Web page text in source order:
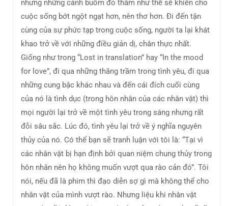
nhưng những cánh buồm đỏ thắm như thế sẽ khiến cho
cuộc sống bớt ngột ngạt hơn, nên thơ hơn. Đi đến tận
cùng của sự phức tạp trong cuộc sống, người ta lại khát
khao trở về với những điều giản dị, chân thực nhất.
Giống như trong “Lost in translation” hay “In the mood
for love”, đi qua những thăng trầm trong tình yêu, đi qua
những cung bậc khác nhau và đến cái đích cuối cùng
của nó là tình dục (trong hôn nhân của các nhân vật) thì
mọi người lại trở về một tình yêu trong sáng nhưng rất
đỗi sâu sắc. Lúc đó, tình yêu lại trở về ý nghĩa nguyên
thủy của nó. Có thể bạn sẽ tranh luận với tôi là: “Tại vì
các nhân vật bị hạn định bởi quan niệm chung thủy trong
hôn nhân nên họ không muốn vượt qua rào cản đó”. Tôi
nói, nếu đã là phim thì đạo diễn sợ gì mà không thể cho
nhân vật của mình vượt rào. Nhưng liệu khi nhân vật